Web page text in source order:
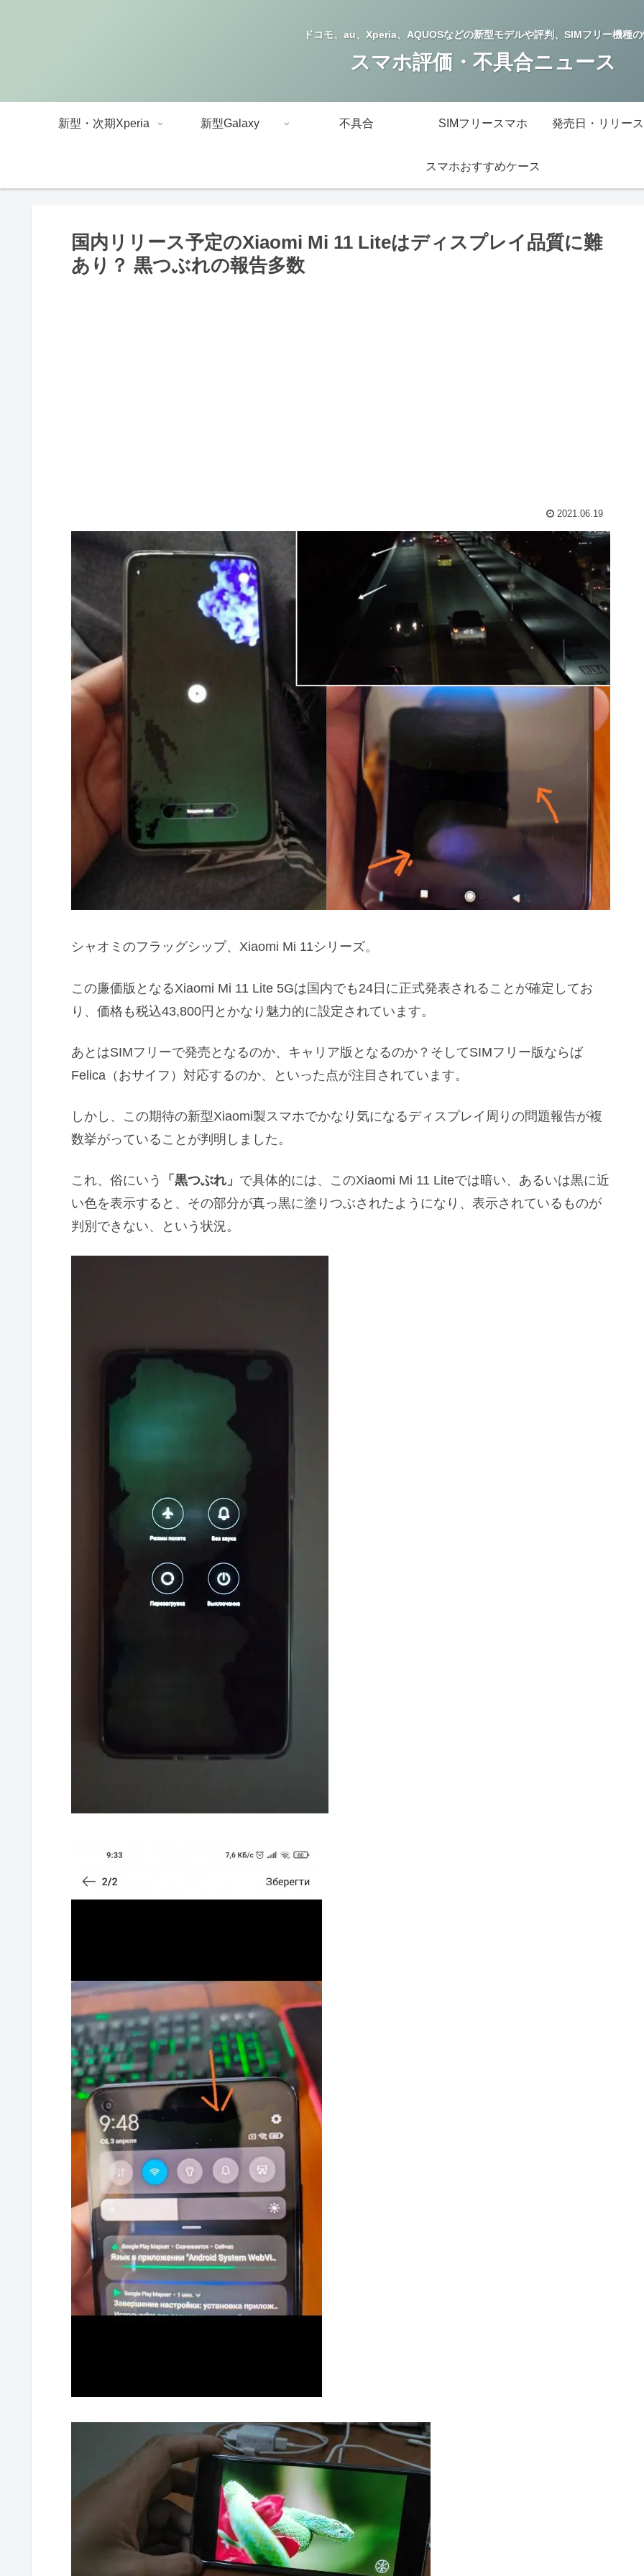
ドコモ、au、Xperia、AQUOSなどの新型モデルや評判、SIMフリー機種
スマホ評価・不具合ニュース
新型・次期Xperia 新型Galaxy 不具合 SIMフリースマホ 発売日・リリー
スマホおすすめケース
国内リリース予定のXiaomi Mi 11 Liteはディスプレイ品質に難
あり？ 黒つぶれの報告多数
2021.06.19
シャオミのフラッグシップ、Xiaomi Mi 11シリーズ。
この廉価版となるXiaomi Mi 11 Lite 5Gは国内でも24日に正式発表されることが確定してお
り、価格も税込43,800円とかなり魅力的に設定されています。
あとはSIMフリーで発売となるのか、キャリア版となるのか？そしてSIMフリー版ならば
Felica（おサイフ）対応するのか、といった点が注目されています。
しかし、この期待の新型Xiaomi製スマホでかなり気になるディスプレイ周りの問題報告が複
数挙がっていることが判明しました。
これ、俗にいう 「黒つぶれ」 で具体的には、このXiaomi Mi 11 Liteでは暗い、あるいは黒に近
い色を表示すると、その部分が真っ黒に塗りつぶされたようになり、表示されているものが
判別できない、という状況。